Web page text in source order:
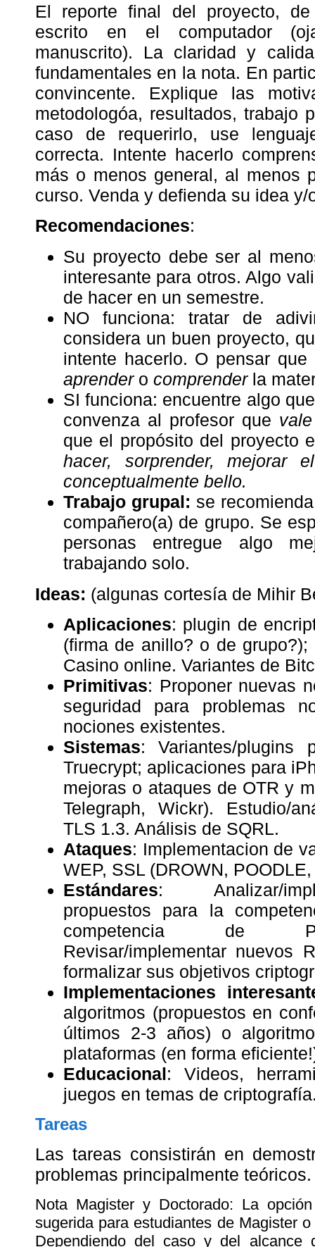
El reporte final del proyecto,
escrito en el computador
manuscrito). La claridad y
fundamentales en la nota. En
convincente. Explique las
metodologóa, resultados, trabajo
caso de requerirlo, use
correcta. Intente hacerlo
más o menos general, al menos
curso. Venda y defienda su idea y/
Recomendaciones:
Su proyecto debe ser al
interesante para otros. Algo
de hacer en un semestre.
NO funciona: tratar de
considera un buen proyecto,
intente hacerlo. O pensar
aprendero comprenderla
SI funciona: encuentre algo
convenza al profesor que
que el propósito del proyecto
hacer, sorprender, mejorar
conceptualmente bello.
Trabajo grupal: se
compañero(a) de grupo. Se
personas entregue algo
trabajando solo.
Ideas: (algunas cortesía de Mihir
Aplicaciones: plugin de
(firma de anillo? o de
Casino online. Variantes de
Primitivas: Proponer nuevas
seguridad para problemas
nociones existentes.
Sistemas: Variantes/plugins
Truecrypt; aplicaciones para
mejoras o ataques de OTR y
Telegraph, Wickr). Estudio/
TLS 1.3. Análisis de SQRL.
Ataques: Implementacion de
WEP, SSL (DROWN,
Estándares: Analizar/
propuestos para la
competencia de
Revisar/implementar nuevos
formalizar sus objetivos
Implementaciones
algoritmos (propuestos en
últimos 2-3 años) o
plataformas (en forma
Educacional: Videos,
juegos en temas de
Tareas
Las tareas consistirán en
problemas principalmente teóricos.
Nota Magister y Doctorado: La
sugerida para estudiantes de Magister
Dependiendo del caso y del alcance